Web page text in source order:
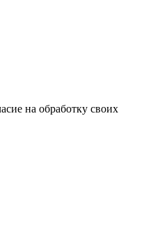
на обработку своих